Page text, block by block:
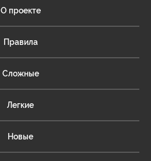
О проекте
Правила
Сложные
Легкие
Новые